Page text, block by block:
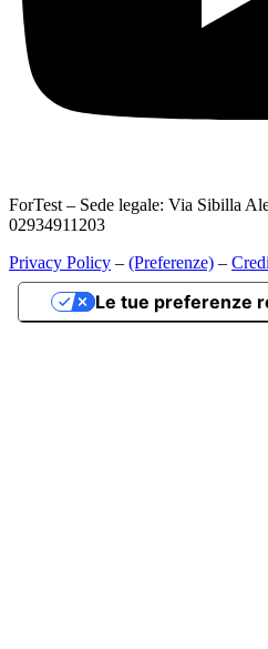
ForTest – Sede legale: Via Sibilla
02934911203
Privacy Policy – (Preferenze) –
Le tue preferenze